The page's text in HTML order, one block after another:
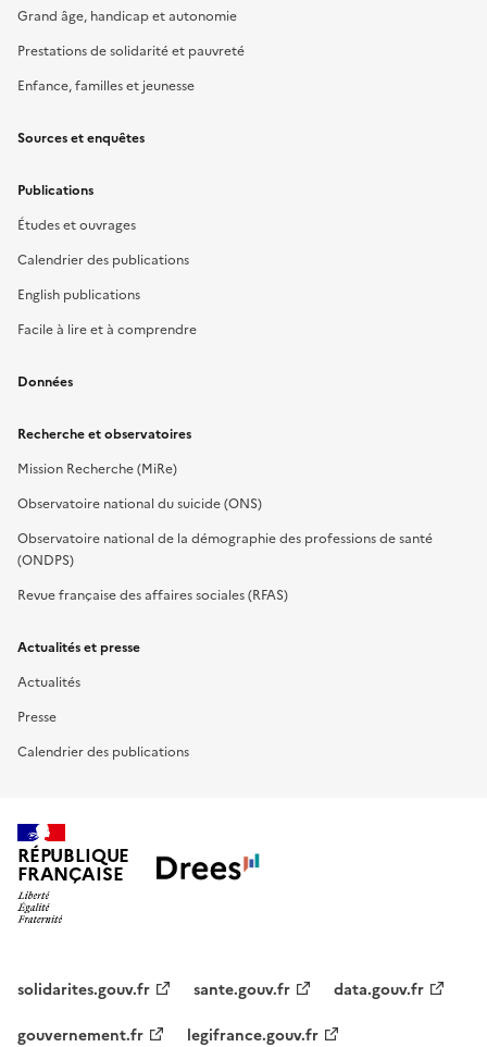
Grand âge, handicap et autonomie
Prestations de solidarité et pauvreté
Enfance, familles et jeunesse
Sources et enquêtes
Publications
Études et ouvrages
Calendrier des publications
English publications
Facile à lire et à comprendre
Données
Recherche et observatoires
Mission Recherche (MiRe)
Observatoire national du suicide (ONS)
Observatoire national de la démographie des professions de santé
(ONDPS)
Revue française des affaires sociales (RFAS)
Actualités et presse
Actualités
Presse
Calendrier des publications
RÉPUBLIQUE
FRANÇAISE
solidarites.gouv.fr sante.gouv.fr
data.gouv.fr
gouvernement.fr
legifrance.gouv.fr